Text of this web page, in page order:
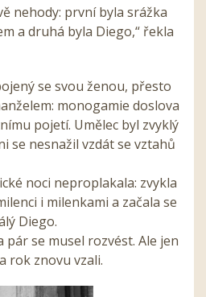
nehody: první byla srážka
a druhá byla Diego,“ řekla
se svou ženou, přesto
monogamie doslova
pojetí. Umělec byl zvyklý
se nesnažil vzdát se vztahů
noci neproplakala: zvykla
i milenkami a začala se
Diego.
pár se musel rozvést. Ale jen
rok znovu vzali.